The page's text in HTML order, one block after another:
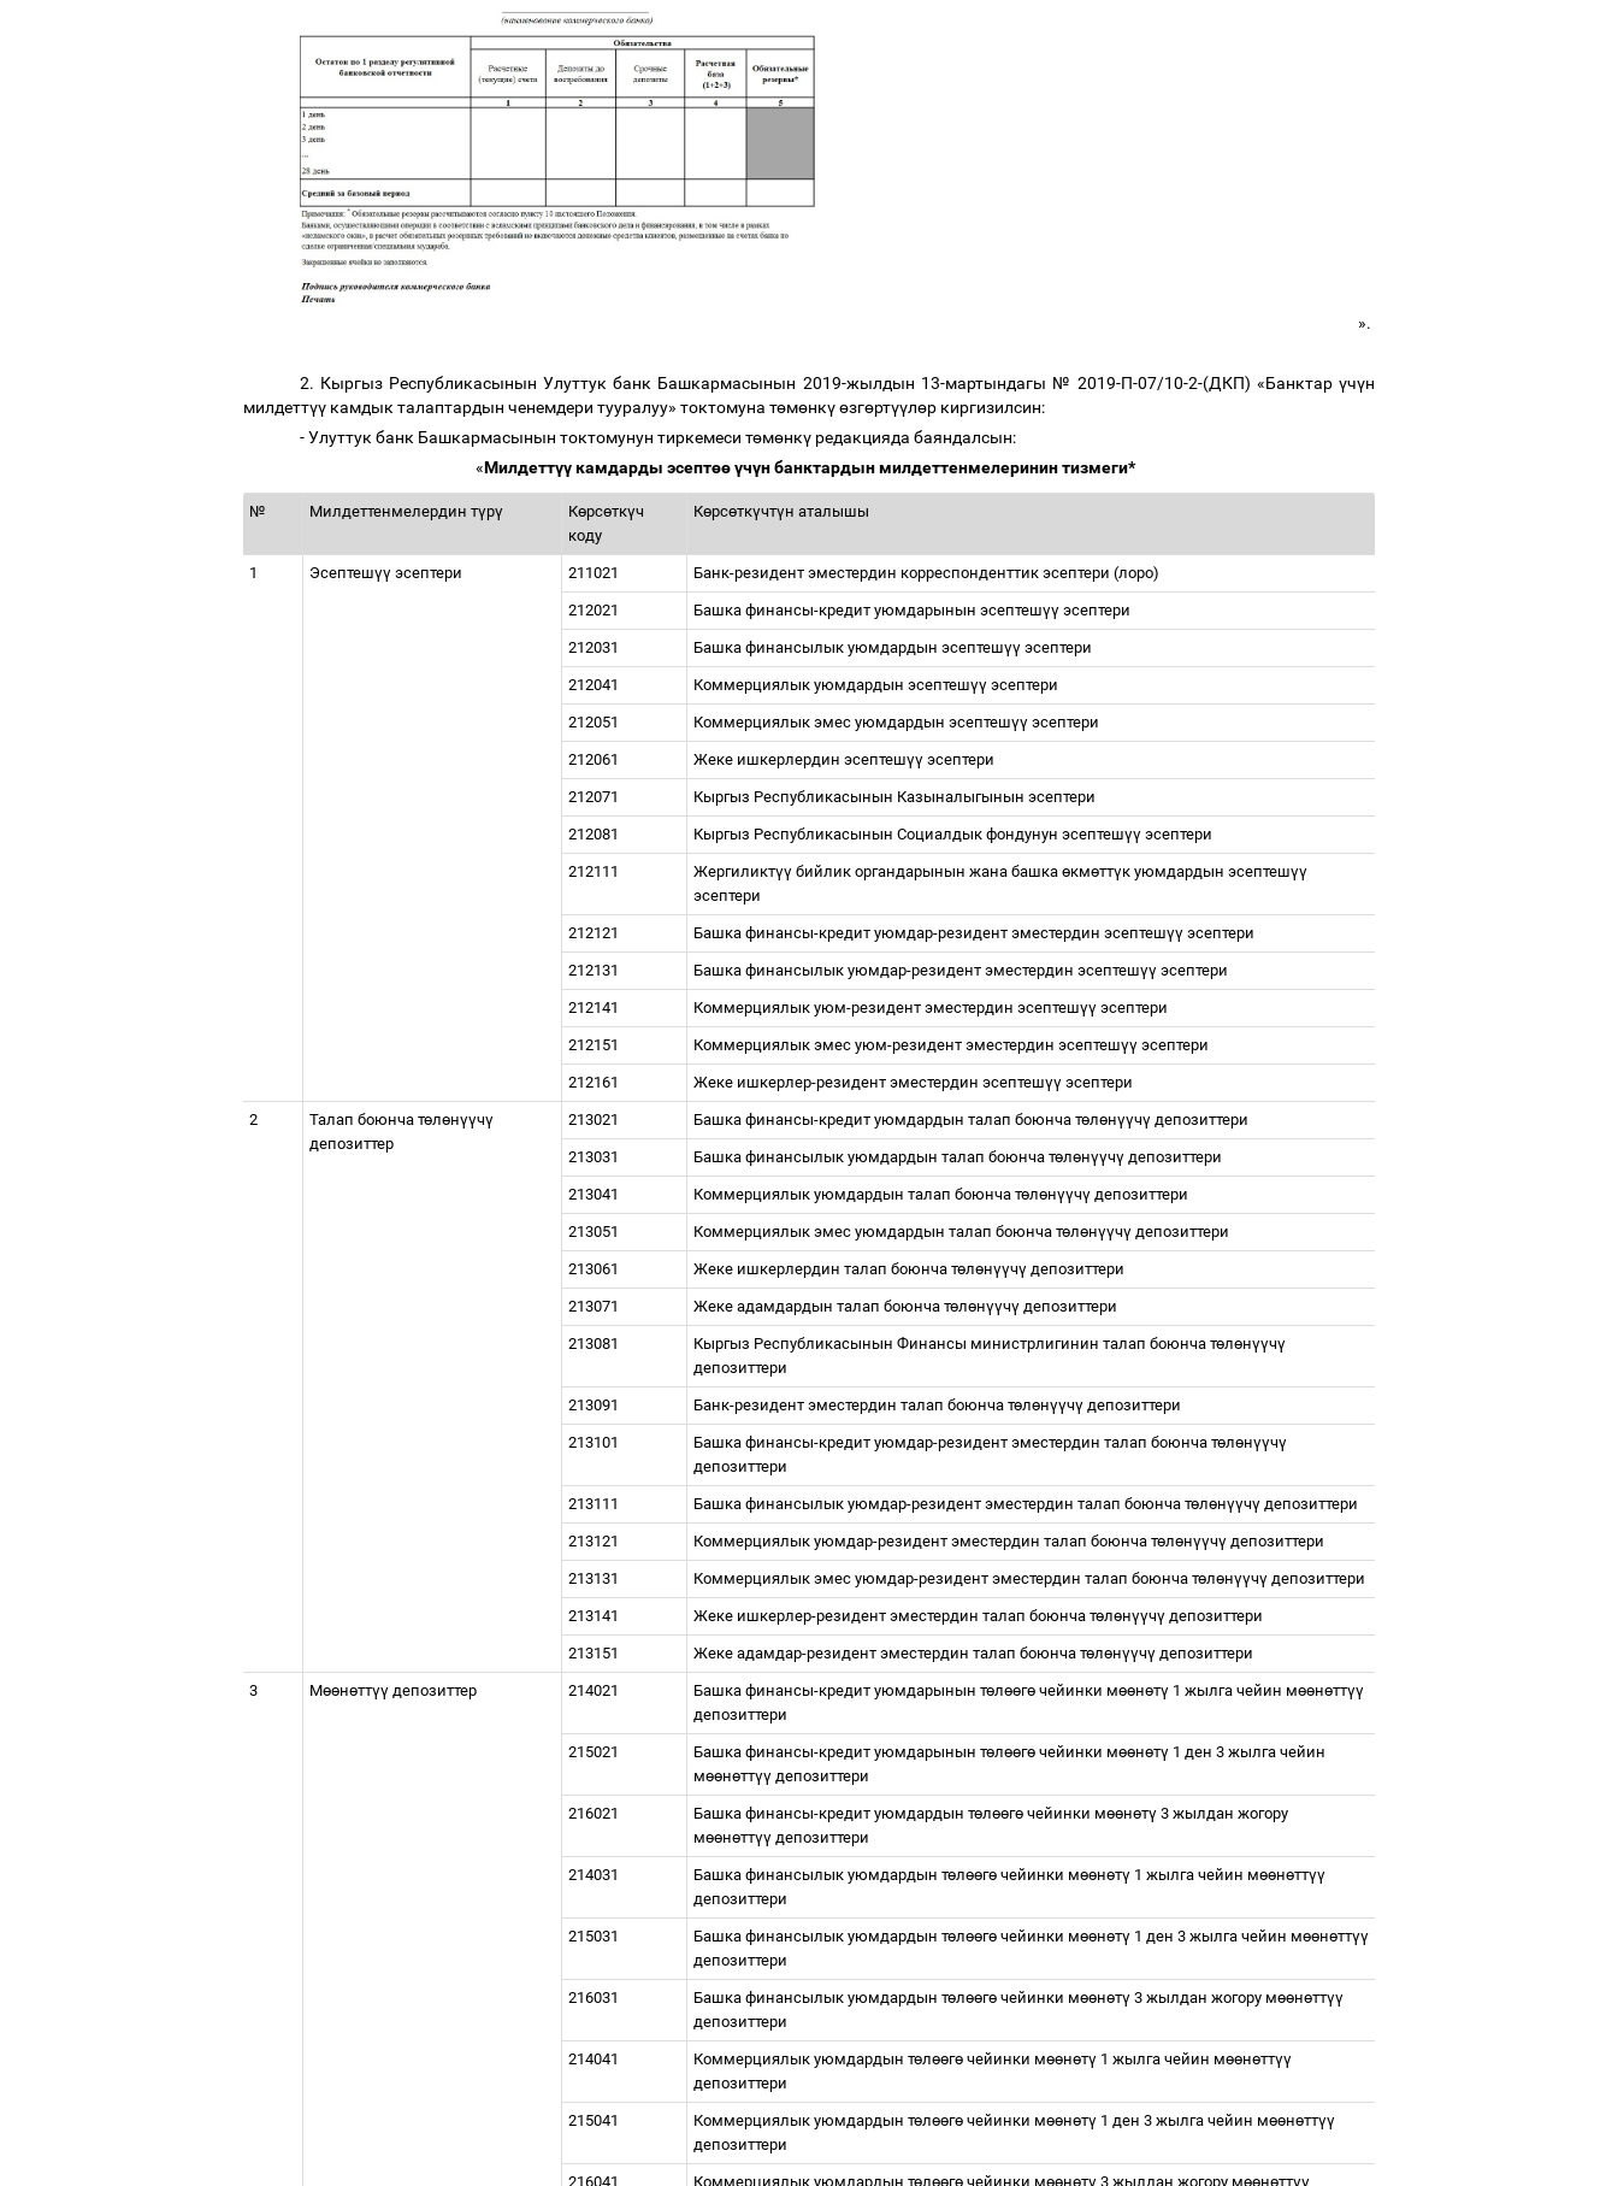
».
2. Кыргыз Республикасынын Улуттук банк Башкармасынын 2019-жылдын 13-мартындагы № 2019-П-07/10-2-(ДКП) «Банктар үчүн
милдеттүү камдык талаптардын ченемдери тууралуу» токтомуна төмөнкүөзгөртүүлөр киргизилсин:
- Улуттук банк Башкармасынын токтомунун тиркемеси төмөнкү редакцияда баяндалсын:
«Милдеттүүкамдарды эсептөөүчүн банктардын милдеттенмелеринин тизмеги*
№ Милдеттенмелердин түрү Көрсөткүч
коду
Көрсөткүчтүн аталышы
1 Эсептешүү эсептери 211021 Банк-резидент эместердин корреспонденттик эсептери (лоро)
212021 Башка финансы-кредит уюмдарынын эсептешүү эсептери
212031 Башка финансылык уюмдардын эсептешүү эсептери
212041 Коммерциялык уюмдардын эсептешүү эсептери
212051 Коммерциялык эмес уюмдардын эсептешүү эсептери
212061 Жеке ишкерлердин эсептешүү эсептери
212071 Кыргыз Республикасынын Казыналыгынын эсептери
212081 Кыргыз Республикасынын Социалдык фондунун эсептешүү эсептери
212111 Жергиликтүү бийлик органдарынын жана башка өкмөттүк уюмдардын эсептешүү
эсептери
212121 Башка финансы-кредит уюмдар-резидент эместердин эсептешүү эсептери
212131 Башка финансылык уюмдар-резидент эместердин эсептешүү эсептери
212141 Коммерциялык уюм-резидент эместердин эсептешүү эсептери
212151 Коммерциялык эмес уюм-резидент эместердин эсептешүү эсептери
212161 Жеке ишкерлер-резидент эместердин эсептешүү эсептери
2 Талап боюнча төлөнүүчү
депозиттер
213021 Башка финансы-кредит уюмдардын талап боюнча төлөнүүчү депозиттери
213031 Башка финансылык уюмдардын талап боюнча төлөнүүчү депозиттери
213041 Коммерциялык уюмдардын талап боюнча төлөнүүчү депозиттери
213051 Коммерциялык эмес уюмдардын талап боюнча төлөнүүчү депозиттери
213061 Жеке ишкерлердин талап боюнча төлөнүүчү депозиттери
213071 Жеке адамдардын талап боюнча төлөнүүчү депозиттери
213081 Кыргыз Республикасынын Финансы министрлигинин талап боюнча төлөнүүчү
депозиттери
213091 Банк-резидент эместердин талап боюнча төлөнүүчү депозиттери
213101 Башка финансы-кредит уюмдар-резидент эместердин талап боюнча төлөнүүчү
депозиттери
213111 Башка финансылык уюмдар-резидент эместердин талап боюнча төлөнүүчү депозиттери
213121 Коммерциялык уюмдар-резидент эместердин талап боюнча төлөнүүчү депозиттери
213131 Коммерциялык эмес уюмдар-резидент эместердин талап боюнча төлөнүүчү депозиттери
213141 Жеке ишкерлер-резидент эместердин талап боюнча төлөнүүчү депозиттери
213151 Жеке адамдар-резидент эместердин талап боюнча төлөнүүчү депозиттери
3 Мөөнөттүү депозиттер 214021 Башка финансы-кредит уюмдарынын төлөөгө чейинки мөөнөтү 1 жылга чейин мөөнөттүү
депозиттери
215021 Башка финансы-кредит уюмдарынын төлөөгө чейинки мөөнөтү 1 ден 3 жылга чейин
мөөнөттүү депозиттери
216021 Башка финансы-кредит уюмдардын төлөөгө чейинки мөөнөтү 3 жылдан жогору
мөөнөттүү депозиттери
214031 Башка финансылык уюмдардын төлөөгө чейинки мөөнөтү 1 жылга чейин мөөнөттүү
депозиттери
215031 Башка финансылык уюмдардын төлөөгө чейинки мөөнөтү 1 ден 3 жылга чейин мөөнөттүү
депозиттери
216031 Башка финансылык уюмдардын төлөөгө чейинки мөөнөтү 3 жылдан жогору мөөнөттүү
депозиттери
214041 Коммерциялык уюмдардын төлөөгө чейинки мөөнөтү 1 жылга чейин мөөнөттүү
депозиттери
215041 Коммерциялык уюмдардын төлөөгө чейинки мөөнөтү 1 ден 3 жылга чейин мөөнөттүү
депозиттери
216041 Коммерциялык уюмдардын төлөөгө чейинки мөөнөтү 3 жылдан жогору мөөнөттүү